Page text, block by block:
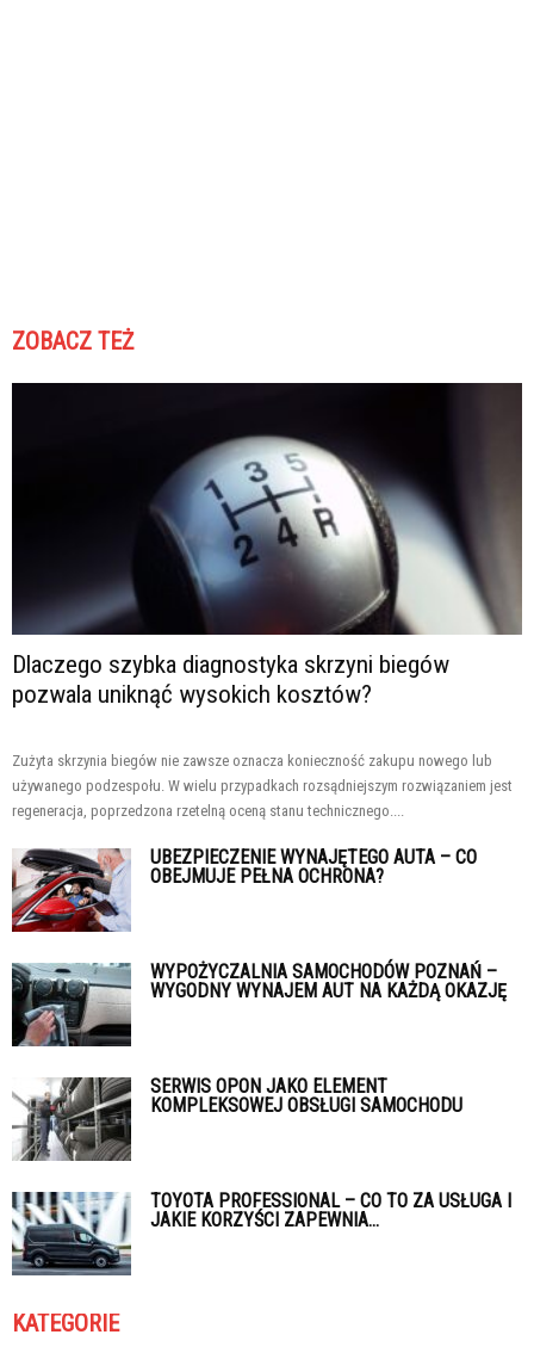
ZOBACZ TEŻ
Dlaczego szybka diagnostyka skrzyni biegów
pozwala uniknąć wysokich kosztów?
Zużyta skrzynia biegów nie zawsze oznacza konieczność zakupu nowego lub
używanego podzespołu. W wielu przypadkach rozsądniejszym rozwiązaniem jest
regeneracja, poprzedzona rzetelną oceną stanu technicznego....
UBEZPIECZENIE WYNAJĘTEGO AUTA – CO
OBEJMUJE PEŁNA OCHRONA?
WYPOŻYCZALNIA SAMOCHODÓW POZNAŃ –
WYGODNY WYNAJEM AUT NA KAŻDĄ OKAZJĘ
SERWIS OPON JAKO ELEMENT
KOMPLEKSOWEJ OBSŁUGI SAMOCHODU
TOYOTA PROFESSIONAL – CO TO ZA USŁUGA I
JAKIE KORZYŚCI ZAPEWNIA...
KATEGORIE